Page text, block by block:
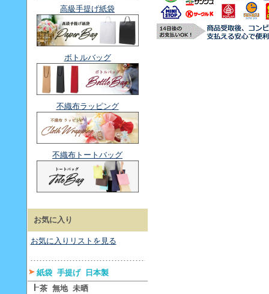
高級手提げ紙袋
ボトルバッグ
不織布ラッピング
不織布トートバッグ
お気に入り
お気に入りリストを見る
紙袋 手提げ 日本製
茶 無地 未晒